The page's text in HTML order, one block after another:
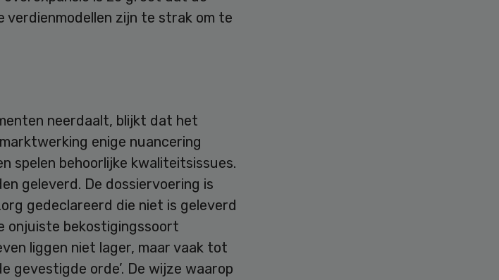
verdienmodellen zijn te strak om te
neerdaalt, blijkt dat het
enige nuancering
spelen behoorlijke kwaliteitsissues.
geleverd. De dossiervoering is
gedeclareerd die niet is geleverd
onjuiste bekostigingssoort
liggen niet lager, maar vaak tot
gevestigde orde’. De wijze waarop